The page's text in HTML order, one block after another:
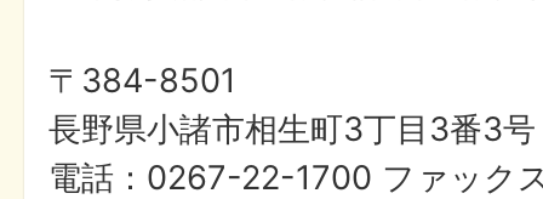
〒384-8501
長野県小諸市相生町3丁目3番3号
電話：0267-22-1700 ファック